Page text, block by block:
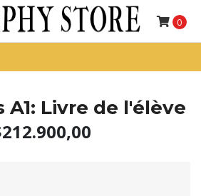
0
A1: Livre de l'élève